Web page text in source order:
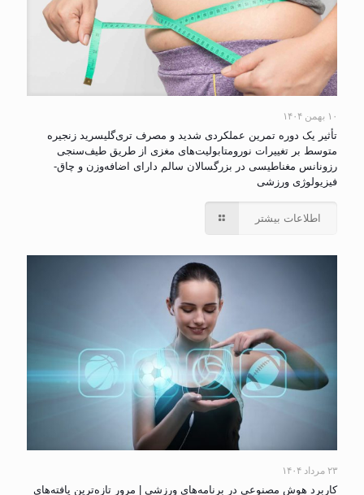
۱۰ بهمن ۱۴۰۴
تأثیر یک دوره تمرین عملکردی شدید و مصرف تری‌گلیسرید زنجیره
متوسط بر تغییرات نورومتابولیت‌های مغزی از طریق طیف‌سنجی
رزونانس مغناطیسی در بزرگسالان سالم دارای اضافه‌وزن و چاق-
فیزیولوژی ورزشی
اطلاعات بیشتر
۲۳ مرداد ۱۴۰۴
کاربرد هوش مصنوعی در برنامه‌های ورزشی | مرور تازه‌ترین یافته‌های